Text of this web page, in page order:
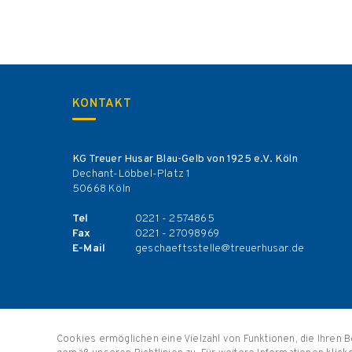
KONTAKT
KG Treuer Husar Blau-Gelb von 1925 e.V. Köln
Dechant-Löbbel-Platz 1
50668 Köln
Tel
0221 - 2574865
Fax
0221 - 27098969
E-Mail
geschaeftsstelle@treuerhusar.de
Cookies ermöglichen eine Vielzahl von Funktionen, die Ihren